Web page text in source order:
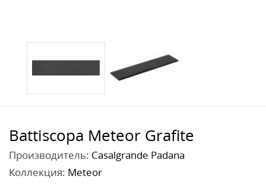
Battiscopa Meteor Grafite
Производитель: Casalgrande Padana
Коллекция: Meteor